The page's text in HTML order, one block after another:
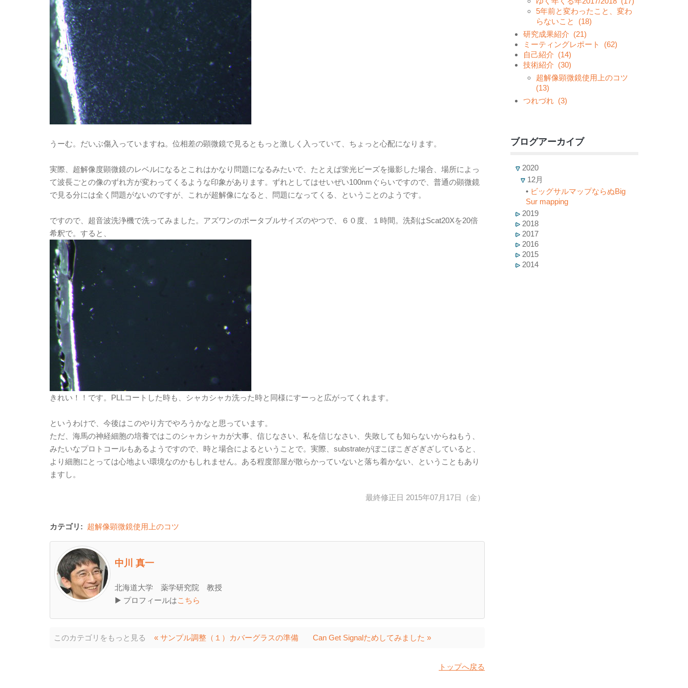
うーむ。だいぶ傷入っていますね。位相差の顕微鏡で見るともっと激しく入っていて、ちょっと心配になります。
実際、超解像度顕微鏡のレベルになるとこれはかなり問題になるみたいで、たとえば蛍光ビーズを撮影した場合、場所によっ
て波長ごとの像のずれ方が変わってくるような印象があります。ずれとしてはせいぜい100nmぐらいですので、普通の顕微鏡
で見る分には全く問題がないのですが、これが超解像になると、問題になってくる、ということのようです。
ですので、超音波洗浄機で洗ってみました。アズワンのポータブルサイズのやつで、６０度、１時間。洗剤はScat20Xを20倍
希釈で。すると、
きれい！！です。PLLコートした時も、シャカシャカ洗った時と同様にすーっと広がってくれます。
というわけで、今後はこのやり方でやろうかなと思っています。
ただ、海馬の神経細胞の培養ではこのシャカシャカが大事、信じなさい、私を信じなさい、失敗しても知らないからねもう、
みたいなプロトコールもあるようですので、時と場合によるということで。実際、substrateがぼこぼこぎざぎざしていると、
より細胞にとっては心地よい環境なのかもしれません。ある程度部屋が散らかっていないと落ち着かない、ということもあり
ますし。
最終修正日 2015年07月17日（金）
カテゴリ: 超解像顕微鏡使用上のコツ
中川 真一
北海道大学 薬学研究院 教授
▶ プロフィールはこちら
このカテゴリをもっと見る « サンプル調整（１）カバーグラスの準備 Can Get Signalためしてみました »
トップへ戻る
5年前と変わったこと、変わ
らないこと
(18)
研究成果紹介 (21)
ミーティングレポート
(62)
自己紹介 (14)
技術紹介 (30)
超解像顕微鏡使用上のコツ
(13)
つれづれ (3)
ブログアーカイブ
2020
12月
• ビッグサルマップならぬBig
Sur mapping
2019
2018
2017
2016
2015
2014